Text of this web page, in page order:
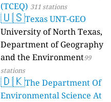
(TCEQ) 311 stations
🇺🇸Texas UNT-GEO
University of North Texas,
Department of Geography
and the Environment99
stations
🇩🇰The Department Of
Environmental Science At